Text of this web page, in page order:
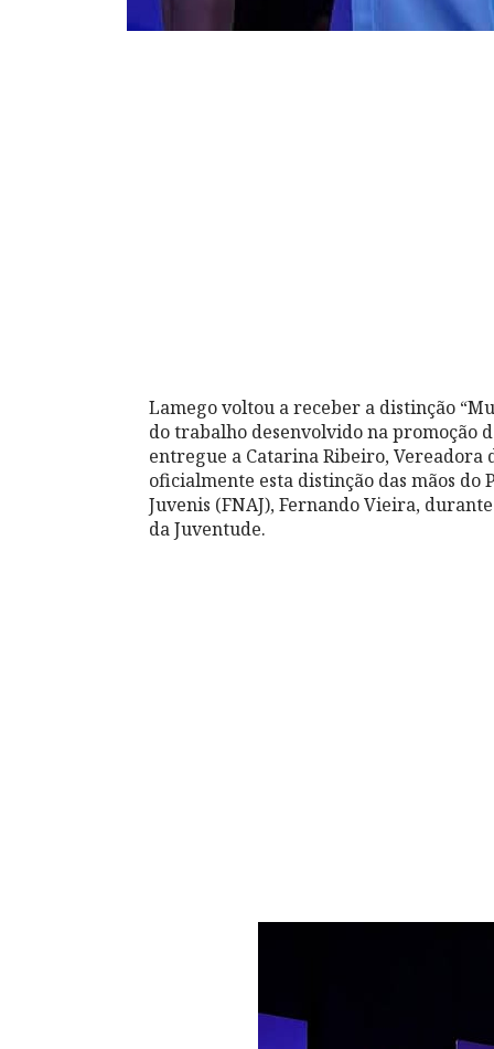
Lamego voltou a receber a distinção
do trabalho desenvolvido na promoção
entregue a Catarina Ribeiro, Vereadora
oficialmente esta distinção das mãos do
Juvenis (FNAJ), Fernando Vieira,
da Juventude.